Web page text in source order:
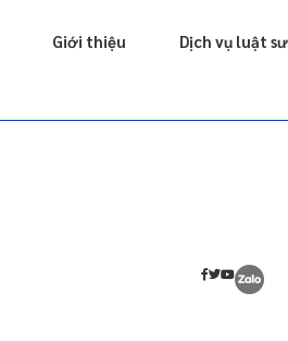
Giới thiệu Dịch vụ luật sư